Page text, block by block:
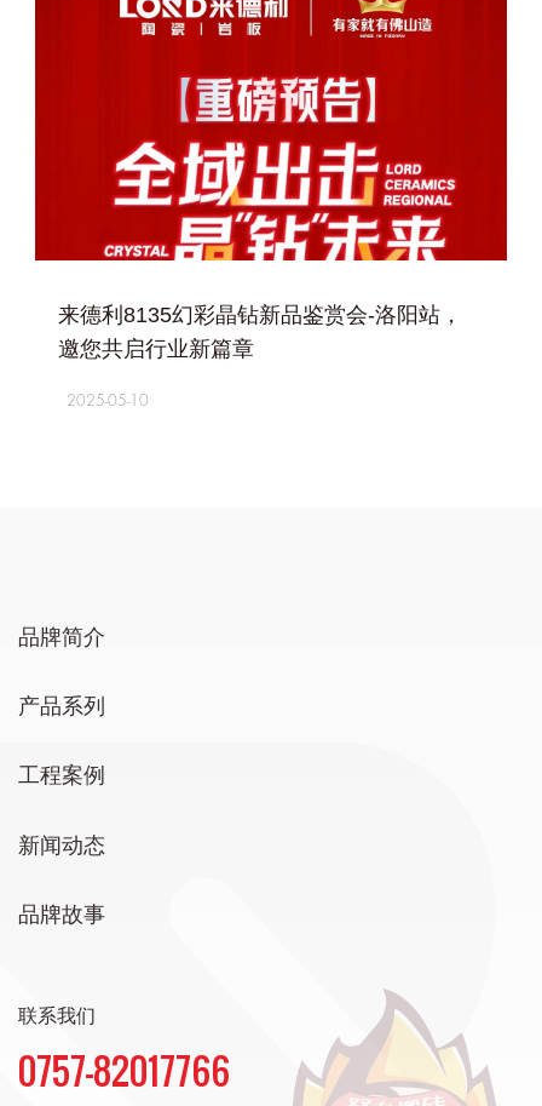
来德利8135幻彩晶钻新品鉴赏会-洛阳站，
邀您共启行业新篇章
2025-05-10
品牌简介
产品系列
工程案例
新闻动态
品牌故事
联系我们
0757-82017766